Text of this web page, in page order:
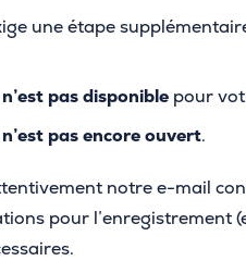
une étape
pas disponible pour
pas encore ouvert.
notre e-mail
pour l’enregistrement